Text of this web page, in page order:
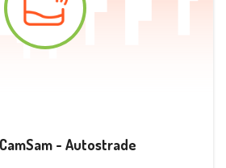
- Autostrade